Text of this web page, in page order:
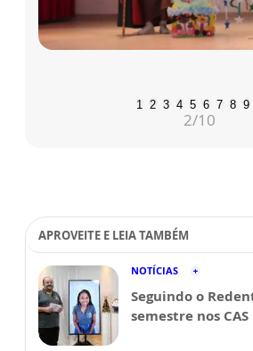
1 2 3 4 5 6 7 8 9
2/10
APROVEITE E LEIA TAMBÉM
NOTÍCIAS
Seguindo o
semestre nos CAS